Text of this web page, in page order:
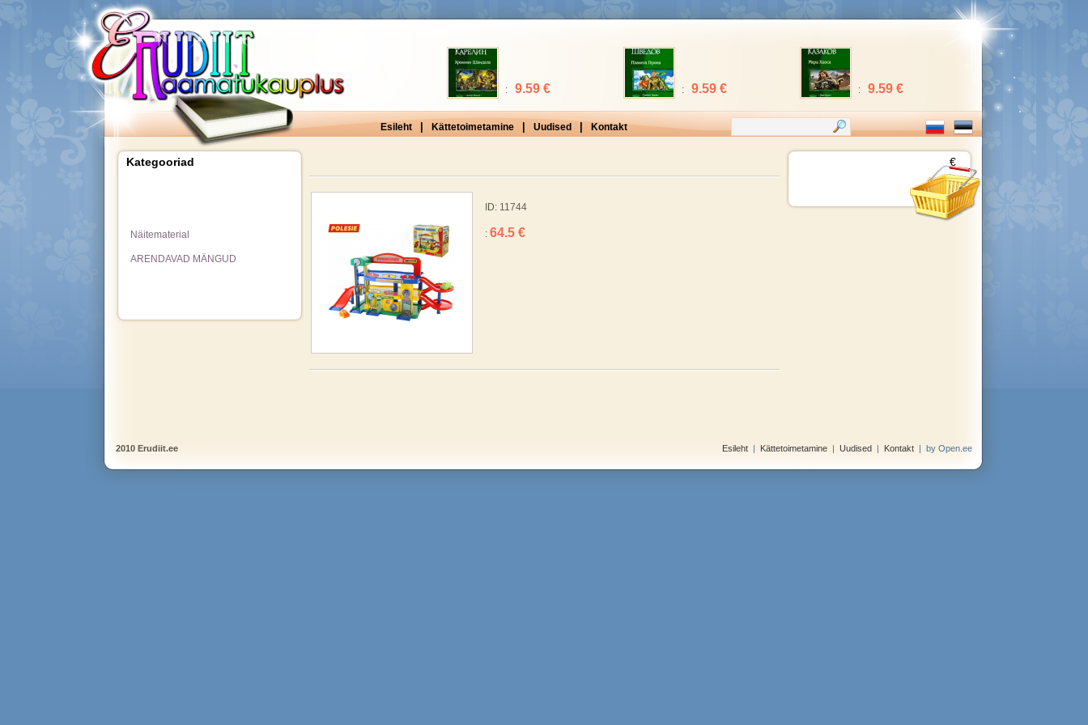
: 9.59 € : 9.59 € : 9.59 €
Esileht Kättetoimetamine Uudised Kontakt
Kategooriad
Näitematerial
ARENDAVAD MÄNGUD
ID: 11744
: 64.5 €
€
2010 Erudiit.ee Esileht | Kättetoimetamine | Uudised | Kontakt | by Open.ee